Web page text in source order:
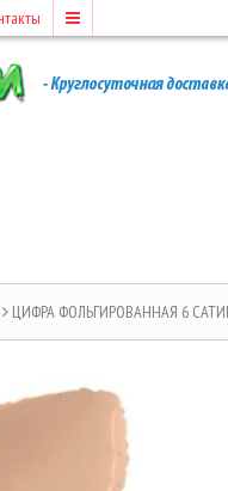
ЦИФРА ФОЛЬГИРОВАННАЯ 6